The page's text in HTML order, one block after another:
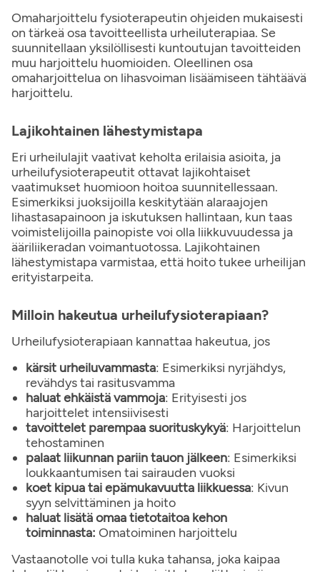
Omaharjoittelu fysioterapeutin ohjeiden mukaisesti
on tärkeä osa tavoitteellista urheiluterapiaa. Se
suunnitellaan yksilöllisesti kuntoutujan tavoitteiden
muu harjoittelu huomioiden. Oleellinen osa
omaharjoittelua on lihasvoiman lisäämiseen tähtäävä
harjoittelu.
Lajikohtainen lähestymistapa
Eri urheilulajit vaativat keholta erilaisia asioita, ja
urheilufysioterapeutit ottavat lajikohtaiset
vaatimukset huomioon hoitoa suunnitellessaan.
Esimerkiksi juoksijoilla keskitytään alaraajojen
lihastasapainoon ja iskutuksen hallintaan, kun taas
voimistelijoilla painopiste voi olla liikkuvuudessa ja
ääriliikeradan voimantuotossa. Lajikohtainen
lähestymistapa varmistaa, että hoito tukee urheilijan
erityistarpeita.
Milloin hakeutua urheilufysioterapiaan?
Urheilufysioterapiaan kannattaa hakeutua, jos
kärsit urheiluvammasta: Esimerkiksi nyrjähdys,
revähdys tai rasitusvamma
haluat ehkäistä vammoja: Erityisesti jos
harjoittelet intensiivisesti
tavoittelet parempaa suorituskykyä: Harjoittelun
tehostaminen
palaat liikunnan pariin tauon jälkeen: Esimerkiksi
loukkaantumisen tai sairauden vuoksi
koet kipua tai epämukavuutta liikkuessa: Kivun
syyn selvittäminen ja hoito
haluat lisätä omaa tietotaitoa kehon
toiminnasta: Omatoiminen harjoittelu
Vastaanotolle voi tulla kuka tahansa, joka kaipaa